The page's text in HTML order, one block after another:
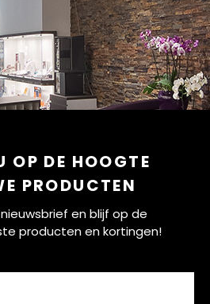
OP DE HOOGTE
PRODUCTEN
en blijf op de
producten en kortingen!